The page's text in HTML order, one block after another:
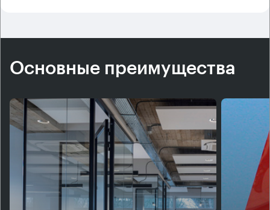
Основные преимущества